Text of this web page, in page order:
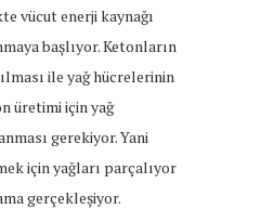
vücut enerji kaynağı
başlıyor. Ketonların
ile yağ hücrelerinin
üretimi için yağ
gerekiyor. Yani
için yağları parçalıyor
gerçekleşiyor.